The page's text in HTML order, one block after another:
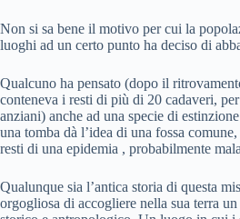
Non si sa bene il motivo per cui la
luoghi ad un certo punto ha deciso di
Qualcuno ha pensato (dopo il
conteneva i resti di più di 20 cadaveri,
anziani) anche ad una specie di
una tomba dà l’idea di una fossa
resti di una epidemia , probabilmente
Qualunque sia l’antica storia di questa
orgogliosa di accogliere nella sua terra